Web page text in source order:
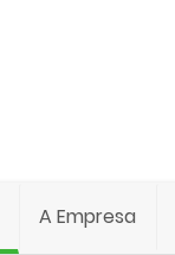
A Empresa